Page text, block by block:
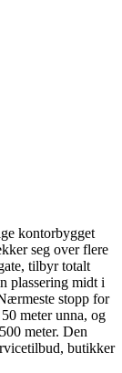
kontorbygget
seg over flere
tilbyr totalt
plassering midt i
stopp for
meter unna, og
meter. Den
butikker